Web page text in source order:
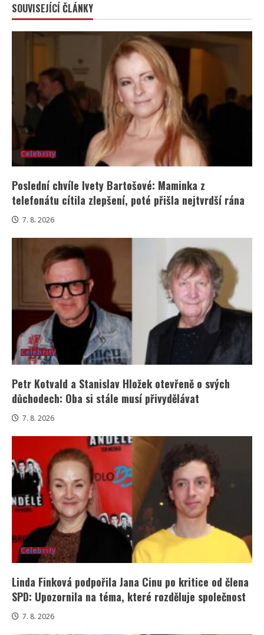
SOUVISEJÍCÍ ČLÁNKY
Celebrity
Poslední chvíle Ivety Bartošové: Maminka z
telefonátu cítila zlepšení, poté přišla nejtvrdší rána
7. 8. 2026
Celebrity
Petr Kotvald a Stanislav Hložek otevřeně o svých
důchodech: Oba si stále musí přivydělávat
7. 8. 2026
Celebrity
Linda Finková podpořila Jana Cinu po kritice od člena
SPD: Upozornila na téma, které rozděluje společnost
7. 8. 2026